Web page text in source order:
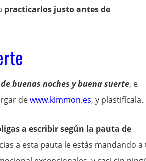
practicarlos justo antes de
buenas noches y buena suerte, e
dewww.kimmon.es, y plastifícala.
a escribir según la pauta de
a esta pauta le estás mandando a